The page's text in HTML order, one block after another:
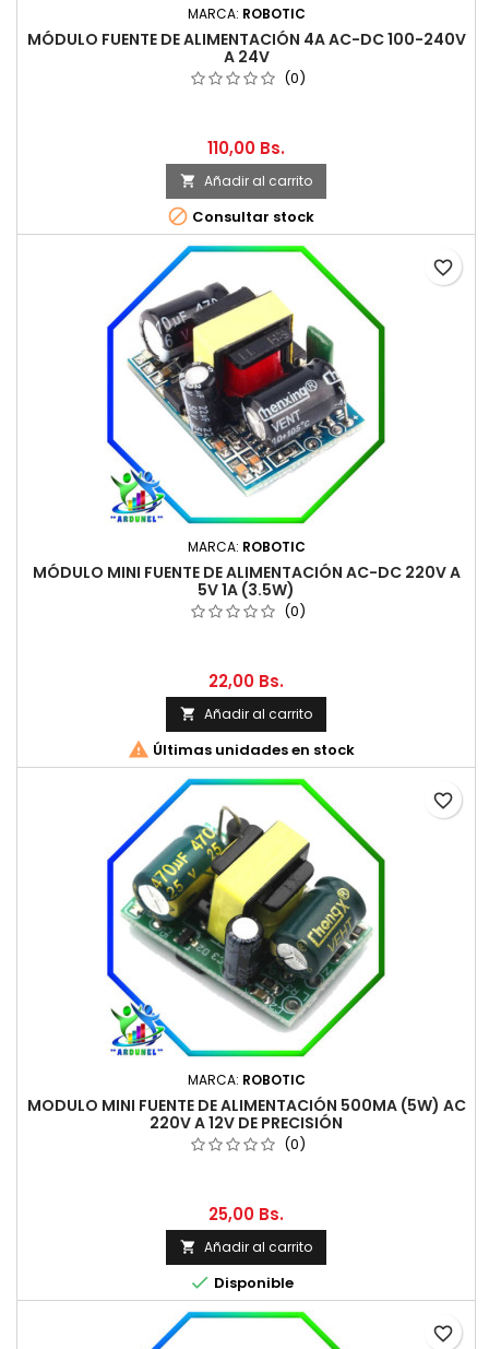
MARCA: ROBOTIC
MÓDULO FUENTE DE ALIMENTACIÓN 4A AC-DC 100-240V
A 24V
(0)
110,00 Bs.
 Añadir al carrito
 Consultar stock
MARCA: ROBOTIC
MÓDULO MINI FUENTE DE ALIMENTACIÓN AC-DC 220V A
5V 1A (3.5W)
(0)
22,00 Bs.
 Añadir al carrito
 Últimas unidades en stock
favorite_border
MARCA: ROBOTIC
MODULO MINI FUENTE DE ALIMENTACIÓN 500MA (5W) AC
220V A 12V DE PRECISIÓN
(0)
25,00 Bs.
 Añadir al carrito
 Disponible
favorite_border
favorite_border